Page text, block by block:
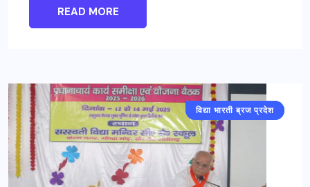
READ MORE
अलीगढ़
विद्या भारती ब्रज प्रदेश